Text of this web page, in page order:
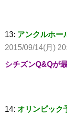
13: アンクルホー
2015/09/14(月)
シチズンQ&Qが
14: オリンピック